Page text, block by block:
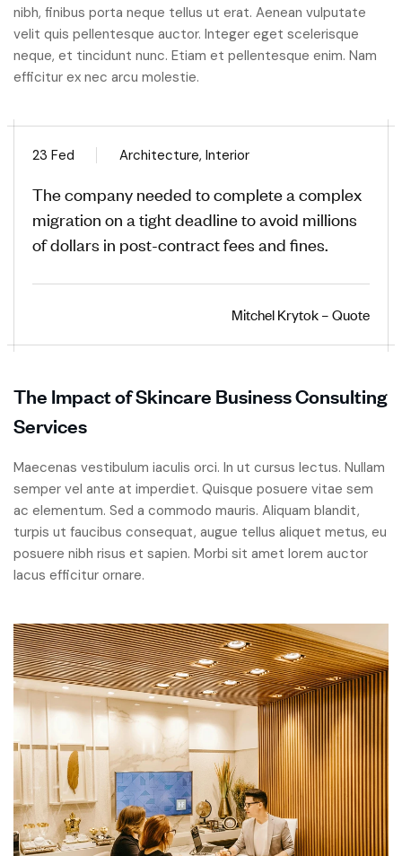
nibh, finibus porta neque tellus ut erat. Aenean vulputate
velit quis pellentesque auctor. Integer eget scelerisque
neque, et tincidunt nunc. Etiam et pellentesque enim. Nam
efficitur ex nec arcu molestie.
23 Fed Architecture, Interior
The company needed to complete a complex
migration on a tight deadline to avoid millions
of dollars in post-contract fees and fines.
Mitchel Krytok – Quote
The Impact of Skincare Business Consulting
Services
Maecenas vestibulum iaculis orci. In ut cursus lectus. Nullam
semper vel ante at imperdiet. Quisque posuere vitae sem
ac elementum. Sed a commodo mauris. Aliquam blandit,
turpis ut faucibus consequat, augue tellus aliquet metus, eu
posuere nibh risus et sapien. Morbi sit amet lorem auctor
lacus efficitur ornare.